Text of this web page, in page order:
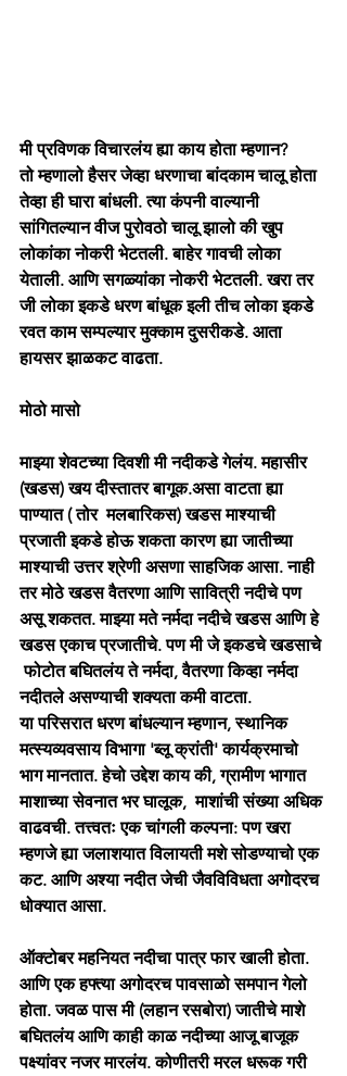
मी प्रविणक विचारलंय ह्या काय होता म्हणान?
तो म्हणालो हैसर जेव्हा धरणाचा बांदकाम चालू होता
तेव्हा ही घारा बांधली. त्या कंपनी वाल्यानी
सांगितल्यान वीज पुरोवठो चालू झालो की खुप
लोकांका नोकरी भेटतली. बाहेर गावची लोका
येताली. आणि सगळ्यांका नोकरी भेटतली. खरा तर
जी लोका इकडे धरण बांधूक इली तीच लोका इकडे
रवत काम सम्पल्यार मुक्काम दुसरीकडे. आता
हायसर झाळकट वाढता.
मोठो मासो
माझ्या शेवटच्या दिवशी मी नदीकडे गेलंय. महासीर
(खडस) खय दीस्तातर बागूक.असा वाटता ह्या
पाण्यात ( तोर  मलबारिकस) खडस माश्याची
प्रजाती इकडे होऊ शकता कारण ह्या जातीच्या
माश्याची उत्तर श्रेणी असणा साहजिक आसा. नाही
तर मोठे खडस वैतरणा आणि सावित्री नदीचे पण
असू शकतत. माझ्या मते नर्मदा नदीचे खडस आणि हे
खडस एकाच प्रजातीचे. पण मी जे इकडचे खडसाचे
फोटोत बघितलंय ते नर्मदा, वैतरणा किव्हा नर्मदा
नदीतले असण्याची शक्यता कमी वाटता.
या परिसरात धरण बांधल्यान म्हणान, स्थानिक
मत्स्यव्यवसाय विभागा 'ब्लू क्रांती' कार्यक्रमाचो
भाग मानतात. हेचो उद्देश काय की, ग्रामीण भागात
माशाच्या सेवनात भर घालूक,  माशांची संख्या अधिक
वाढवची. तत्त्वतः एक चांगली कल्पना: पण खरा
म्हणजे ह्या जलाशयात विलायती मशे सोडण्याचो एक
कट. आणि अश्या नदीत जेची जैवविविधता अगोदरच
धोक्यात आसा.
ऑक्टोबर महनियत नदीचा पात्र फार खाली होता.
आणि एक हफ्त्या अगोदरच पावसाळो समपान गेलो
होता. जवळ पास मी (लहान रसबोरा) जातीचे माशे
बघितलंय आणि काही काळ नदीच्या आजू बाजूक
पक्ष्यांवर नजर मारलंय. कोणीतरी मरल धरूक गरी